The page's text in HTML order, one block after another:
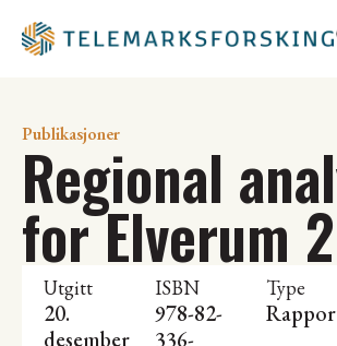
Publikasjoner
Regional
for Elverum
Utgitt
20.
desember
ISBN
978-82-
336-
Type